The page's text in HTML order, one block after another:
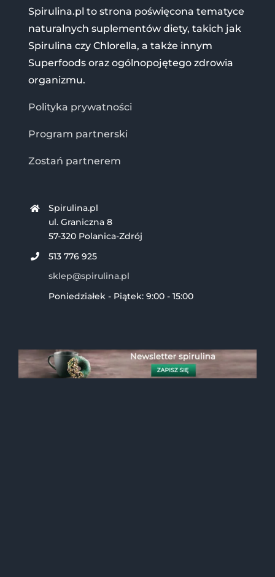
Spirulina.pl to strona poświęcona tematyce
naturalnych suplementów diety, takich jak
Spirulina czy Chlorella, a także innym
Superfoods oraz ogólnopojętego zdrowia
organizmu.
Polityka prywatności
Program partnerski
Zostań partnerem
Spirulina.pl
ul. Graniczna 8
57-320 Polanica-Zdrój
513 776 925
sklep@spirulina.pl
Poniedziałek - Piątek: 9:00 - 15:00